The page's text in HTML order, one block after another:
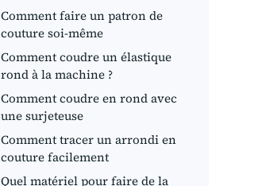
Comment faire un patron de
couture soi-même
Comment coudre un élastique
rond à la machine ?
Comment coudre en rond avec
une surjeteuse
Comment tracer un arrondi en
couture facilement
Quel matériel pour faire de la